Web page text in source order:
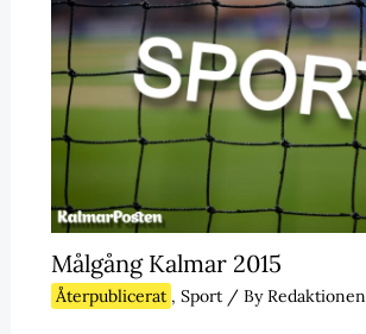
Målgång Kalmar 2015
Återpublicerat , Sport/ ByRedaktionen